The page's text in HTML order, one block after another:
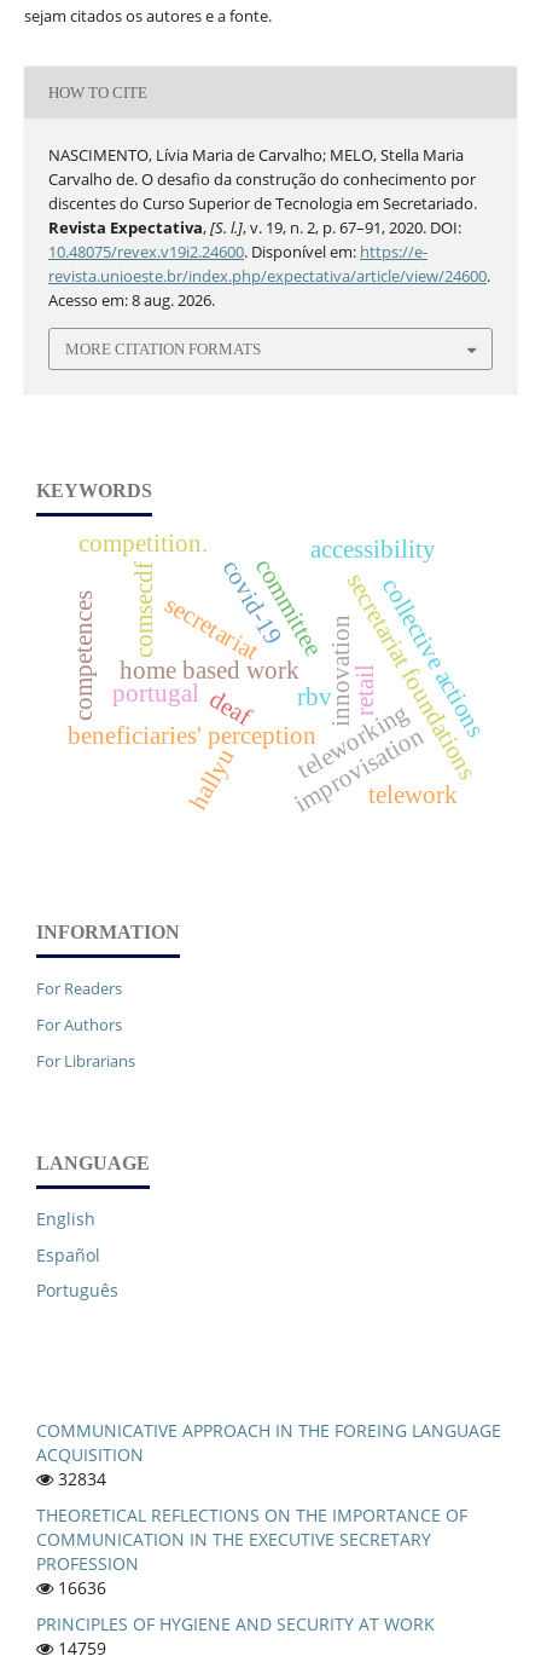
sejam citados os autores e a fonte.
HOW TO CITE
NASCIMENTO, Lívia Maria de Carvalho; MELO, Stella Maria
Carvalho de. O desafio da construção do conhecimento por
discentes do Curso Superior de Tecnologia em Secretariado.
Revista Expectativa,[S. l.], v. 19, n. 2, p. 67–91, 2020. DOI:
10.48075/revex.v19i2.24600. Disponível em: https://e-
revista.unioeste.br/index.php/expectativa/article/view/24600.
Acesso em: 8 aug. 2026.
MORE CITATION FORMATS
KEYWORDS
teleworking
home based work
secretariat secretariat foundations
innovation
beneficiaries' perception collective actions
committee
comsecdf
improvisation
competences covid-19
retail
hallyu
deaf
accessibility
rbv
competition.
telework
portugal
INFORMATION
For Readers
For Authors
For Librarians
LANGUAGE
English
Español
Português
COMMUNICATIVE APPROACH IN THE FOREING LANGUAGE
ACQUISITION
32834
THEORETICAL REFLECTIONS ON THE IMPORTANCE OF
COMMUNICATION IN THE EXECUTIVE SECRETARY
PROFESSION
16636
PRINCIPLES OF HYGIENE AND SECURITY AT WORK
14759